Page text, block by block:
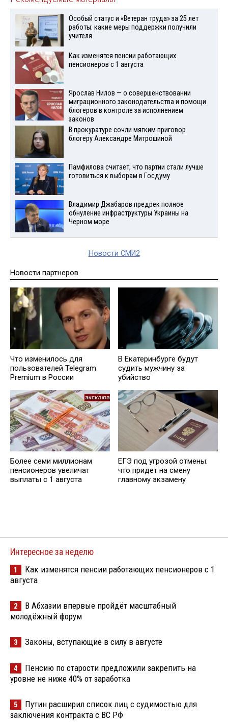
Особый статус и «Ветеран труда» за 25 лет
работы: какие меры поддержки получили
учителя
Как изменятся пенсии работающих
пенсионеров с 1 августа
Ярослав Нилов — о совершенствовании
миграционного законодательства и помощи
блогеров в контроле за исполнением
законов
В прокуратуре сочли мягким приговор
блогеру Александре Митрошиной
Памфилова считает, что партии стали лучше
готовиться к выборам в Госдуму
Владимир Джабаров предрек полное
обнуление инфраструктуры Украины на
Черном море
Новости СМИ2
Новости партнеров
Что изменилось для
пользователей Telegram
Premium в России
В Екатеринбурге будут
судить мужчину за
убийство
Более семи миллионам
пенсионеров увеличат
выплаты с 1 августа
ЕГЭ под угрозой отмены:
что придет на смену
главному экзамену
Интересное за неделю
1
Как изменятся пенсии работающих пенсионеров с 1
августа
2
В Абхазии впервые пройдёт масштабный
молодёжный форум
3 Законы, вступающие в силу в августе
4
Пенсию по старости предложили закрепить на
уровне не ниже 40% от заработка
5
Путин расширил список лиц с судимостью для
заключения контракта с ВС РФ